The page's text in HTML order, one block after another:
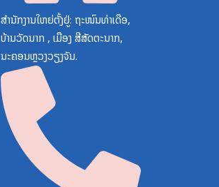
ສຳນັກງານໃຫຍ່ຕັ້ງຢູ່: ຖະໜົນທ່າເດືອ,
ບ້ານວັດນາກ , ເມືອງ ສີສັດຕະນາກ,
ນະຄອນຫຼວງວຽງຈັນ.